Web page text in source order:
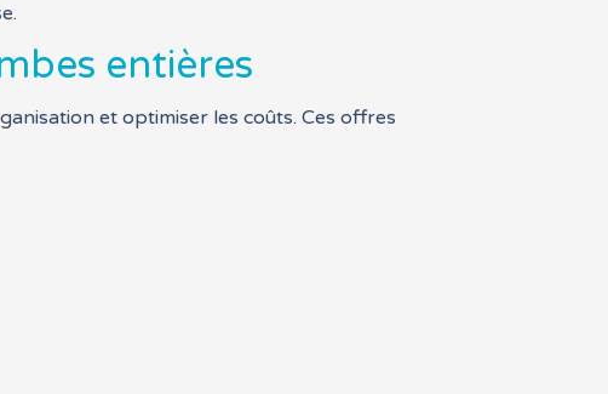
entières
et optimiser les coûts. Ces offres